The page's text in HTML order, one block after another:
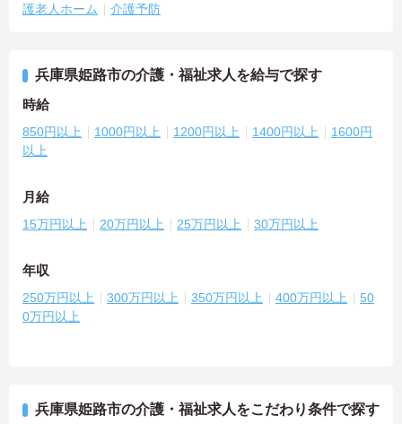
護老人ホーム
介護予防
兵庫県姫路市の介護・福祉求人を給与で探す
時給
850円以上 1000円以上 1200円以上 1400円以上
1600円
以上
月給
15万円以上 20万円以上 25万円以上 30万円以上
年収
250万円以上 300万円以上 350万円以上 400万円以上
50
0万円以上
兵庫県姫路市の介護・福祉求人をこだわり条件で探す